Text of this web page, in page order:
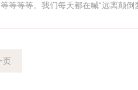
等等等。我们每天都在喊“远离颠倒
页